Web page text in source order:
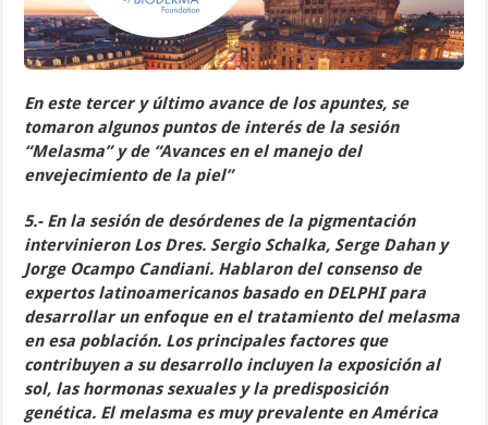
En este tercer y último avance de los apuntes, se
tomaron algunos puntos de interés de la sesión
“Melasma” y de “Avances en el manejo del
envejecimiento de la piel”
5.-En la sesión de desórdenes de la pigmentación
intervinieron Los Dres. Sergio Schalka, Serge Dahan y
Jorge Ocampo Candiani. Hablaron del consenso de
expertos latinoamericanos basado en DELPHI para
desarrollar un enfoque en el tratamiento del melasma
en esa población. Los principales factores que
contribuyen a su desarrollo incluyen la exposición al
sol, las hormonas sexuales y la predisposición
genética. El melasma es muy prevalente en América